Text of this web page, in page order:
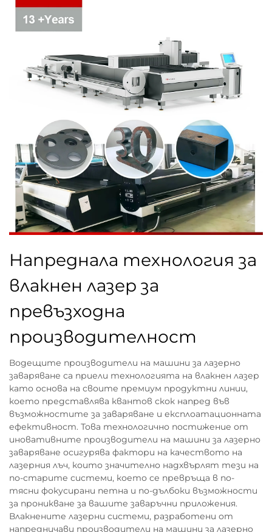
Напреднала технология за
влакнен лазер за
превъзходна
производителност
Водещите производители на машини за лазерно
заваряване са приели технологията на влакнен лазер
като основа на своите премиум продуктни линии,
което представлява квантов скок напред във
възможностите за заваряване и експлоатационната
ефективност. Това технологично постижение от
иновативните производители на машини за лазерно
заваряване осигурява фактори на качеството на
лазерния лъч, които значително надхвърлят тези на
по-старите системи, което се превръща в по-
тясни фокусирани петна и по-дълбоки възможности
за проникване за вашите заваръчни приложения.
Влакнените лазерни системи, разработени от
напредничави производители на машини за лазерно